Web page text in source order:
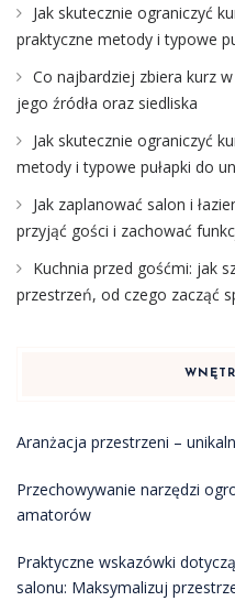
Jak skutecznie ograniczyć
praktyczne metody i typowe
Co najbardziej zbiera kurz
jego źródła oraz siedliska
Jak skutecznie ograniczyć
metody i typowe pułapki do
Jak zaplanować salon i
przyjąć gości i zachować
Kuchnia przed gośćmi: jak
przestrzeń, od czego zacząć
Aranżacja przestrzeni –
Przechowywanie narzędzi
amatorów
Praktyczne wskazówki
salonu: Maksymalizuj